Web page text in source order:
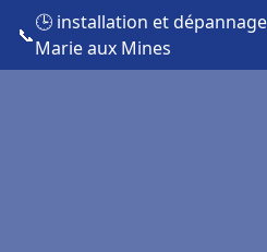
📞
🕒 installation et
Marie aux Mines